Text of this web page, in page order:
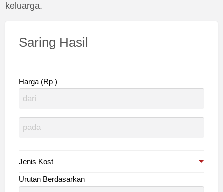
keluarga.
Saring Hasil
Harga (Rp )
Jenis Kost
Urutan Berdasarkan